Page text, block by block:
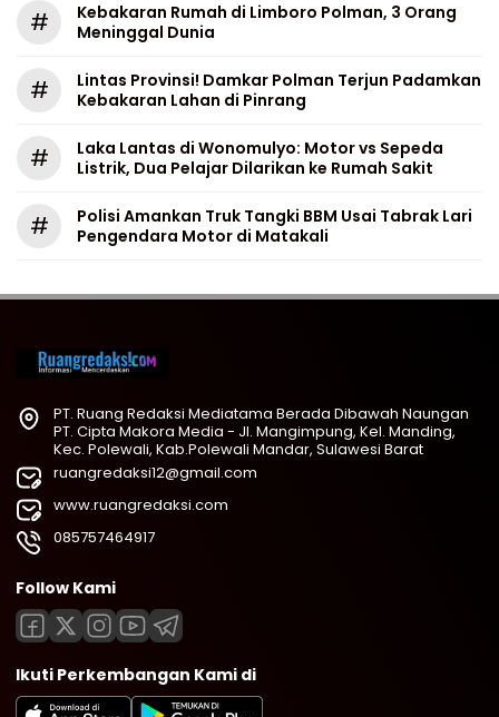
#
Kebakaran Rumah di Limboro Polman, 3 Orang
Meninggal Dunia
#
Lintas Provinsi! Damkar Polman Terjun Padamkan
Kebakaran Lahan di Pinrang
#
Laka Lantas di Wonomulyo: Motor vs Sepeda
Listrik, Dua Pelajar Dilarikan ke Rumah Sakit
#
Polisi Amankan Truk Tangki BBM Usai Tabrak Lari
Pengendara Motor di Matakali
PT. Ruang Redaksi Mediatama Berada Dibawah Naungan
PT. Cipta Makora Media - Jl. Mangimpung, Kel. Manding,
Kec. Polewali, Kab.Polewali Mandar, Sulawesi Barat
ruangredaksi12@gmail.com
www.ruangredaksi.com
085757464917
Follow Kami
Ikuti Perkembangan Kami di